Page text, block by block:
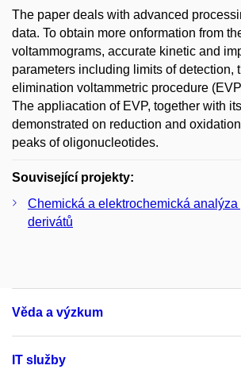
The paper deals with advanced
data. To obtain more onformation from
voltammograms, accurate kinetic and
parameters including limits of detection,
elimination voltammetric procedure
The appliacation of EVP, together with
demonstrated on reduction and
peaks of oligonucleotides.
Související projekty:
Chemická a elektrochemická analýza
derivátů
Věda a výzkum
IT služby